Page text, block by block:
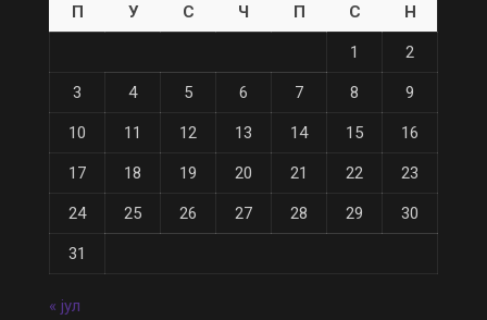
П У С Ч П С Н
1 2
3 4 5 6 7 8 9
10 11 12 13 14 15 16
17 18 19 20 21 22 23
24 25 26 27 28 29 30
31
« јул